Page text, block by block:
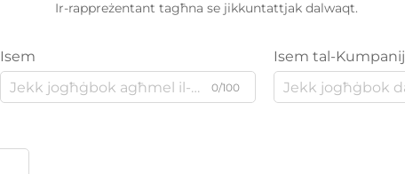
Ir-rappreżentant tagħna se jikkuntattjak dalwaqt.
Isem
0/100
Isem tal-